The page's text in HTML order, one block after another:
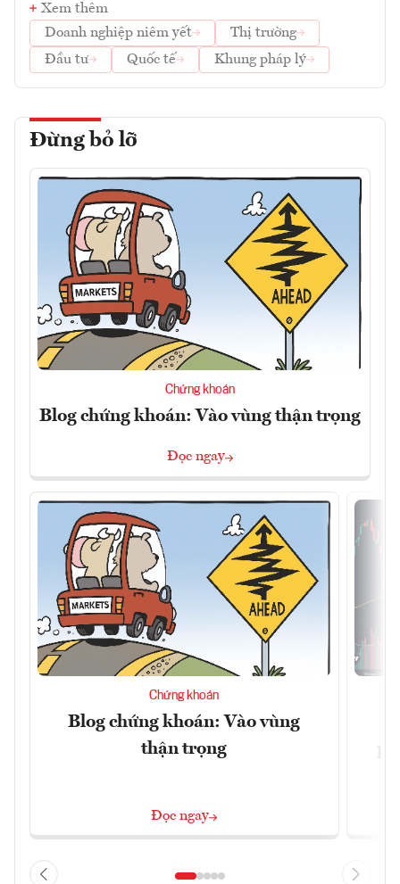
Xem thêm
Doanh nghiệp niêm yết
Thị trường
Đầu tư
Quốc tế Khung pháp lý
Đừng bỏ lỡ
Chứng khoán
Blog chứng khoán: Vào vùng thận trọng
Đọc ngay
Chứng khoán
Blog chứng khoán: Vào vùng
thận trọng
Đọc ngay